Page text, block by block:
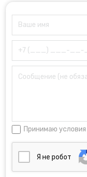
Принимаю условия
Я нe poбoт